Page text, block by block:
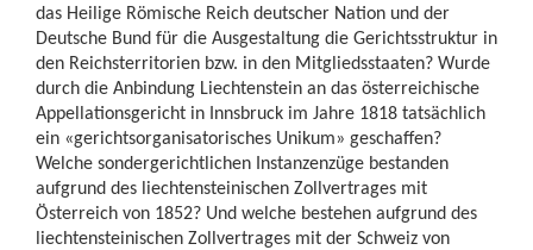
das Heilige Römische Reich deutscher Nation und der
Deutsche Bund für die Ausgestaltung die Gerichtsstruktur in
den Reichsterritorien bzw. in den Mitgliedsstaaten? Wurde
durch die Anbindung Liechtenstein an das österreichische
Appellationsgericht in Innsbruck im Jahre 1818 tatsächlich
ein «gerichtsorganisatorisches Unikum» geschaffen?
Welche sondergerichtlichen Instanzenzüge bestanden
aufgrund des liechtensteinischen Zollvertrages mit
Österreich von 1852? Und welche bestehen aufgrund des
liechtensteinischen Zollvertrages mit der Schweiz von